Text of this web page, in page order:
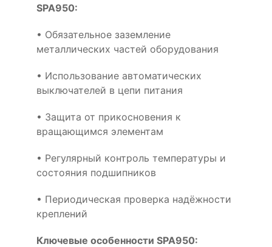
SPA950:
• Обязательное заземление
металлических частей оборудования
• Использование автоматических
выключателей в цепи питания
• Защита от прикосновения к
вращающимся элементам
• Регулярный контроль температуры и
состояния подшипников
• Периодическая проверка надёжности
креплений
Ключевые особенности SPA950: